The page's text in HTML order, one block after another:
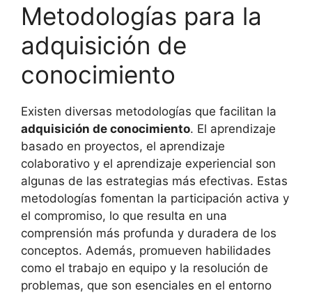
Metodologías para la
adquisición de
conocimiento
Existen diversas metodologías que facilitan la
adquisición de conocimiento. El aprendizaje
basado en proyectos, el aprendizaje
colaborativo y el aprendizaje experiencial son
algunas de las estrategias más efectivas. Estas
metodologías fomentan la participación activa y
el compromiso, lo que resulta en una
comprensión más profunda y duradera de los
conceptos. Además, promueven habilidades
como el trabajo en equipo y la resolución de
problemas, que son esenciales en el entorno